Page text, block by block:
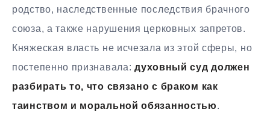
родство, наследственные последствия брачного
союза, а также нарушения церковных запретов.
Княжеская власть не исчезала из этой сферы, но
постепенно признавала:духовный суд должен
разбирать то, что связано с браком как
таинством и моральной обязанностью.